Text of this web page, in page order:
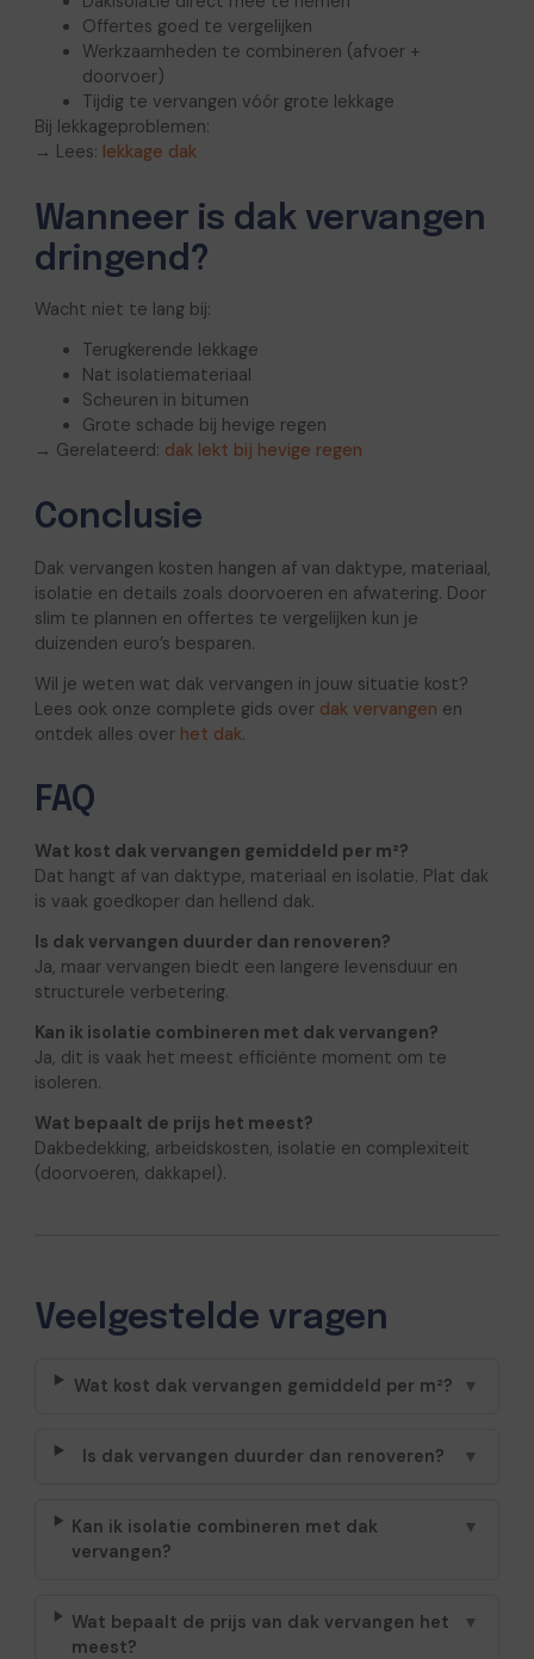
Offertes goed te vergelijken
Werkzaamheden te combineren (afvoer +
doorvoer)
Tijdig te vervangen vóór grote lekkage
Bij lekkageproblemen:
→ Lees: lekkage dak
Wanneer is dak vervangen
dringend?
Wacht niet te lang bij:
Terugkerende lekkage
Nat isolatiemateriaal
Scheuren in bitumen
Grote schade bij hevige regen
→ Gerelateerd: dak lekt bij hevige regen
Conclusie
Dak vervangen kosten hangen af van daktype, materiaal,
isolatie en details zoals doorvoeren en afwatering. Door
slim te plannen en offertes te vergelijken kun je
duizenden euro’s besparen.
Wil je weten wat dak vervangen in jouw situatie kost?
Lees ook onze complete gids over dak vervangen en
ontdek alles over het dak.
FAQ
Wat kost dak vervangen gemiddeld per m²?
Dat hangt af van daktype, materiaal en isolatie. Plat dak
is vaak goedkoper dan hellend dak.
Is dak vervangen duurder dan renoveren?
Ja, maar vervangen biedt een langere levensduur en
structurele verbetering.
Kan ik isolatie combineren met dak vervangen?
Ja, dit is vaak het meest efficiënte moment om te
isoleren.
Wat bepaalt de prijs het meest?
Dakbedekking, arbeidskosten, isolatie en complexiteit
(doorvoeren, dakkapel).
Veelgestelde vragen
Wat kost dak vervangen gemiddeld per m²? ▼
Is dak vervangen duurder dan renoveren? ▼
Kan ik isolatie combineren met dak
vervangen?
▼
Wat bepaalt de prijs van dak vervangen het
meest?
▼